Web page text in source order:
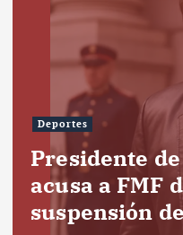
Deportes
Presidente
acusa a FMF
suspensión